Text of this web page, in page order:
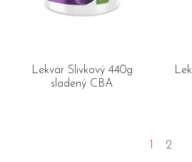
Lekvár Slivkový 440g
sladený CBA
1 2